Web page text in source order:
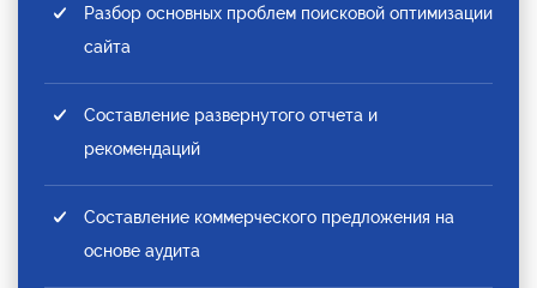
Разбор основных проблем поисковой оптимизации
сайта
Составление развернутого отчета и
рекомендаций
Составление коммерческого предложения на
основе аудита